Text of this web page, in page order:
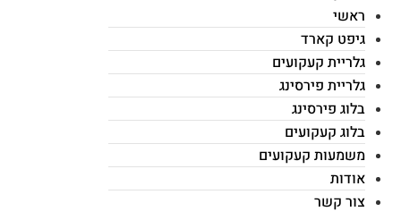
ראשי
גיפט קארד
גלריית קעקועים
גלריית פירסינג
בלוג פירסינג
בלוג קעקועים
משמעות קעקועים
אודות
צור קשר